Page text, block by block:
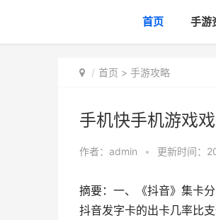
首页 手游
首页 > 手游攻略
手机快手机游戏
作者： admin • 更新时间：
摘要：一、《抖音》集卡
抖音发字卡的出卡几率比